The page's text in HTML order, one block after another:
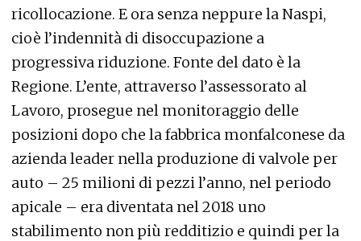
ricollocazione. E ora senza neppure la Naspi,
cioè l’indennità di disoccupazione a
progressiva riduzione. Fonte del dato è la
Regione. L’ente, attraverso l’assessorato al
Lavoro, prosegue nel monitoraggio delle
posizioni dopo che la fabbrica monfalconese da
azienda leader nella produzione di valvole per
auto – 25 milioni di pezzi l’anno, nel periodo
apicale – era diventata nel 2018 uno
stabilimento non più redditizio e quindi per la